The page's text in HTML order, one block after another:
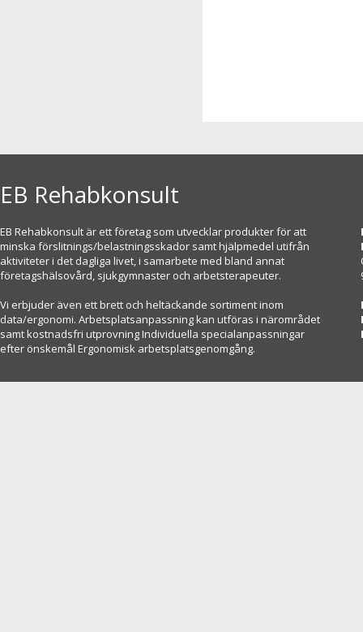
EB Rehabkonsult
EB Rehabkonsult är ett företag som utvecklar produkter för att
minska förslitnings/belastningsskador samt hjälpmedel utifrån
aktiviteter i det dagliga livet, i samarbete med bland annat
företagshälsovård, sjukgymnaster och arbetsterapeuter.
Vi erbjuder även ett brett och heltäckande sortiment inom
data/ergonomi. Arbetsplatsanpassning kan utföras i närområdet
samt kostnadsfri utprovning Individuella specialanpassningar
efter önskemål Ergonomisk arbetsplatsgenomgång.